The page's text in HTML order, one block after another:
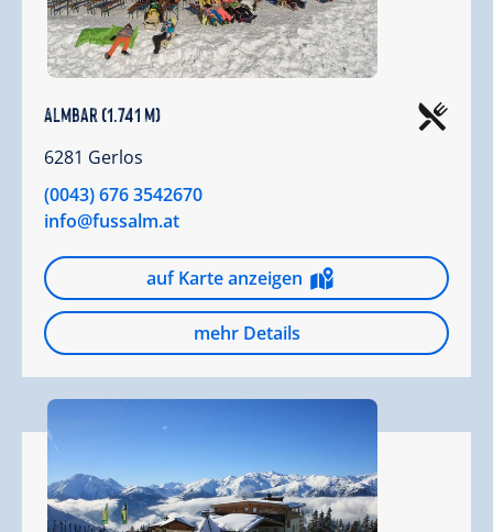
Almbar (1.741 m)
6281 Gerlos
(0043) 676 3542670
info@fussalm.at
auf Karte anzeigen
mehr Details